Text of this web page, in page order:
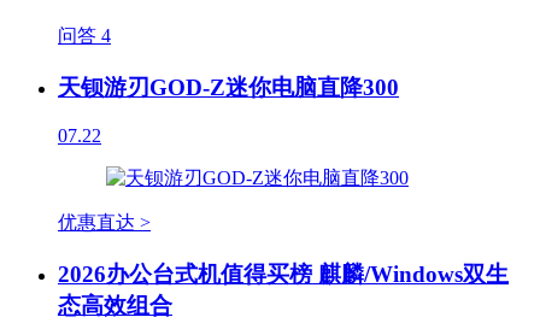
问答 4
天钡游刃GOD-Z迷你电脑直降300
07.22
优惠直达 >
2026办公台式机值得买榜 麒麟/Windows双生
态高效组合